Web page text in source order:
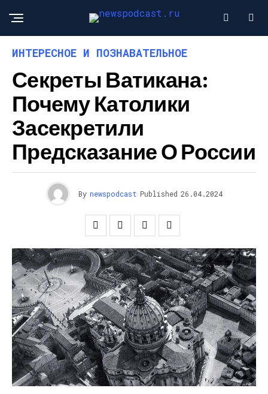
ИНТЕРЕСНОЕ И ПОЗНАВАТЕЛЬНОЕ
Секреты Ватикана:
Почему Католики
Засекретили
Предсказание О России
By newspodcast Published 26.04.2024